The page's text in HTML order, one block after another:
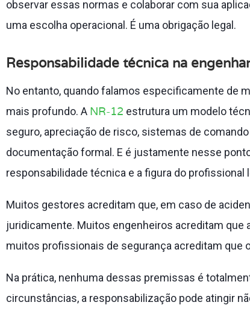
observar essas normas e colaborar com sua
uma escolha operacional. É uma obrigação legal.
Responsabilidade técnica na
No entanto, quando falamos especificamente de
mais profundo. A NR-12 estrutura um modelo
seguro, apreciação de risco, sistemas de
documentação formal. E é justamente nesse
responsabilidade técnica e a figura do profissional
Muitos gestores acreditam que, em caso de
juridicamente. Muitos engenheiros acreditam que
muitos profissionais de segurança acreditam que
Na prática, nenhuma dessas premissas é
circunstâncias, a responsabilização pode atingir